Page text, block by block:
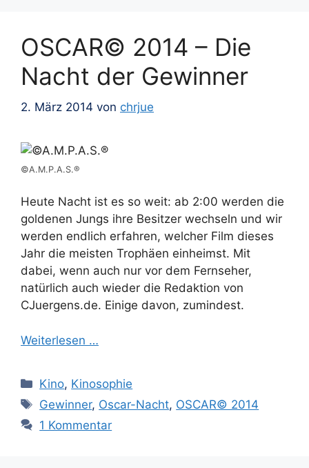
OSCAR© 2014 – Die
Nacht der Gewinner
2. März 2014 von chrjue
©A.M.P.A.S.®
Heute Nacht ist es so weit: ab 2:00 werden die
goldenen Jungs ihre Besitzer wechseln und wir
werden endlich erfahren, welcher Film dieses
Jahr die meisten Trophäen einheimst. Mit
dabei, wenn auch nur vor dem Fernseher,
natürlich auch wieder die Redaktion von
CJuergens.de. Einige davon, zumindest.
Weiterlesen …
Kategorien
Kino, Kinosophie
Schlagwörter
Gewinner, Oscar-Nacht, OSCAR© 2014
1 Kommentar